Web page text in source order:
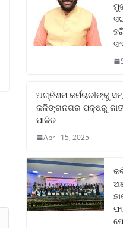
ଅଗ୍ନିଶମ କର୍ମଚାରୀଙ୍କୁ
କଳିଙ୍ଗନଗର ପକ୍ଷରୁ
ପାଳିତ
April 15, 2025